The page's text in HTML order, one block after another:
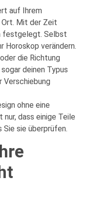
auf Ihrem
Ort. Mit der Zeit
festgelegt. Selbst
Horoskop verändern.
die Richtung
deinen Typus
Verschiebung
ohne eine
dass einige Teile
Sie sie überprüfen.